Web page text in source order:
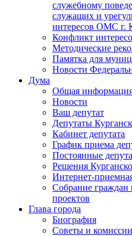
служебному
служащих и
интересов ОМС г.
Конфликт
Методические
Памятка для
Новости
Дума
Общая
Новости
Ваш депутат
Депутаты
Кабинет депутата
График приема
Постоянные
Решения
Интернет-
Собрание
проектов
Глава города
Биография
Советы и